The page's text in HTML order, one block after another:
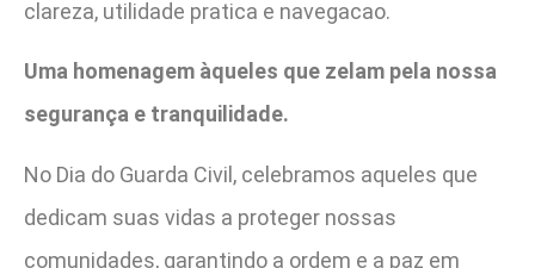
clareza, utilidade pratica e navegacao.
Uma homenagem àqueles que zelam pela nossa
segurança e tranquilidade.
No Dia do Guarda Civil, celebramos aqueles que
dedicam suas vidas a proteger nossas
comunidades, garantindo a ordem e a paz em